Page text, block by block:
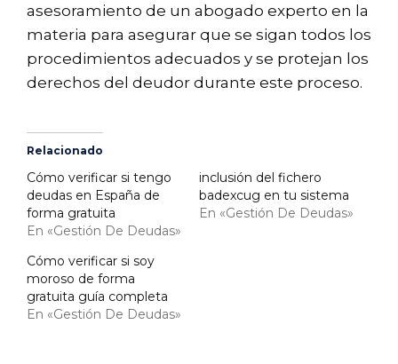
asesoramiento de un abogado experto en la
materia para asegurar que se sigan todos los
procedimientos adecuados y se protejan los
derechos del deudor durante este proceso.
Relacionado
Cómo verificar si tengo
deudas en España de
forma gratuita
En «Gestión De Deudas»
inclusión del fichero
badexcug en tu sistema
En «Gestión De Deudas»
Cómo verificar si soy
moroso de forma
gratuita guía completa
En «Gestión De Deudas»